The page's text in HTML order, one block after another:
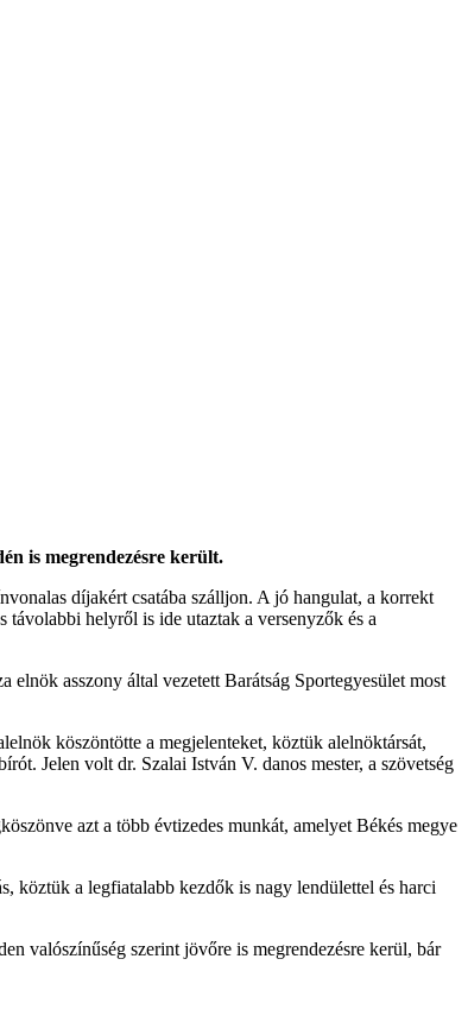
is megrendezésre került.
díjakért csatába szálljon. A jó hangulat, a korrekt
távolabbi helyről is ide utaztak a versenyzők és a
asszony által vezetett Barátság Sportegyesület most
köszöntötte a megjelenteket, köztük alelnöktársát,
Jelen volt dr. Szalai István V. danos mester, a szövetség
azt a több évtizedes munkát, amelyet Békés megye
köztük a legfiatalabb kezdők is nagy lendülettel és harci
valószínűség szerint jövőre is megrendezésre kerül, bár